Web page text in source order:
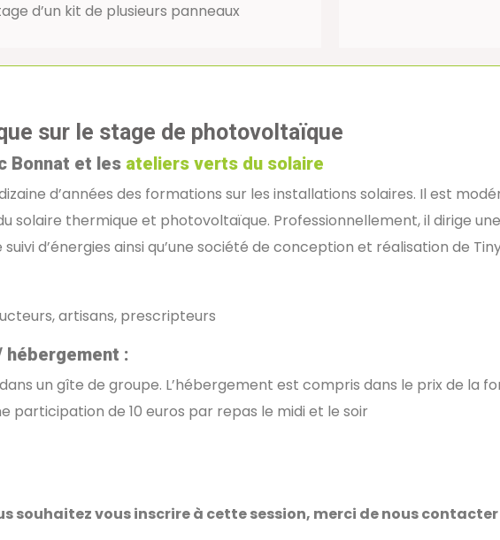
d’un kit de plusieurs panneaux
sur le stage de photovoltaïque
Bonnat et les ateliers verts du solaire
d’années des formations sur les installations solaires. Il est
solaire thermique et photovoltaïque. Professionnellement, il dirige
d’énergies ainsi qu’une société de conception et réalisation de
artisans, prescripteurs
hébergement :
un gîte de groupe. L’hébergement est compris dans le prix de la
participation de 10 euros par repas le midi et le soir
souhaitez vous inscrire à cette session, merci de nous